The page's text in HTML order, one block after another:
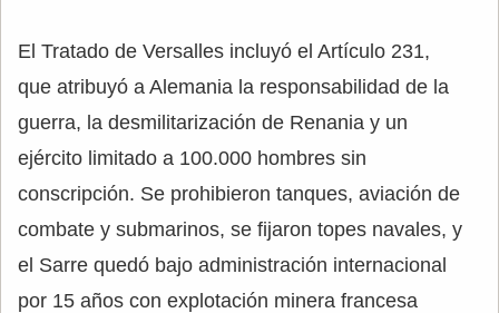
El Tratado de Versalles incluyó el Artículo 231,
que atribuyó a Alemania la responsabilidad de la
guerra, la desmilitarización de Renania y un
ejército limitado a 100.000 hombres sin
conscripción. Se prohibieron tanques, aviación de
combate y submarinos, se fijaron topes navales, y
el Sarre quedó bajo administración internacional
por 15 años con explotación minera francesa